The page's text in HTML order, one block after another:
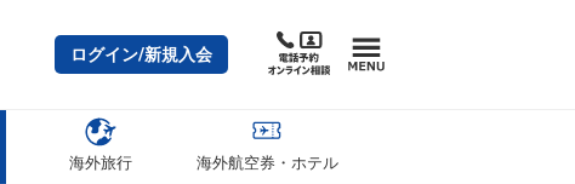
ログイン/新規入会
海外旅行 海外航空券・ホテル